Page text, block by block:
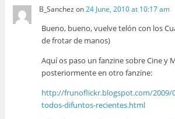
B_Sanchez on24 June, 2010 at 10:17 am
Bueno, bueno, vuelve telón con los
de frotar de manos)
Aquí os paso un fanzine sobre Cine y
posteriormente en otro fanzine:
http://frunoflickr.blogspot.com/2009/
todos-difuntos-recientes.html